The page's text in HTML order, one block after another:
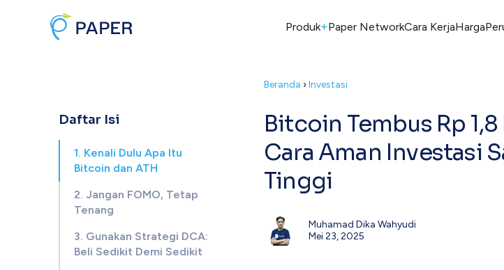
Produk+Paper NetworkCara KerjaHarga
Daftar Isi
1. Kenali Dulu Apa Itu
Bitcoin dan ATH
2. Jangan FOMO, Tetap
Tenang
3. Gunakan Strategi DCA:
Beli Sedikit Demi Sedikit
Beranda › Investasi
Bitcoin Tembus Rp
Cara Aman Investasi
Tinggi
Muhamad Dika Wahyudi
Mei 23, 2025